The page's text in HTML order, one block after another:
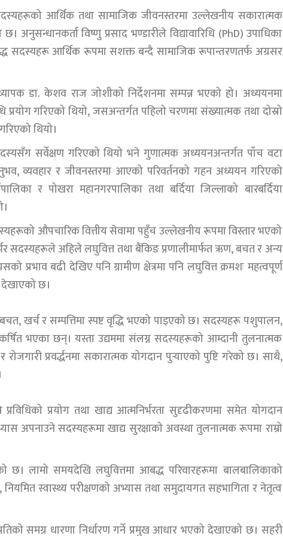
आर्थिक तथा सामाजिक जीवनस्तरमा उल्लेखनीय सकारात्मक
विष्णु प्रसाद भण्डारीले विद्यावारिधि (PhD) उपाधिका
सदस्यहरू आर्थिक रूपमा सशक्त बन्दै सामाजिक रूपान्तरणतर्फ अग्रसर
डा. केशव राज जोशीको निर्देशनमा सम्पन्न भएको हो। अध्ययनमा
गरिएको थियो, जसअन्तर्गत पहिलो चरणमा संख्यात्मक तथा दोस्रो
थियो।
सर्वेक्षण गरिएको थियो भने गुणात्मक अध्ययनअन्तर्गत पाँच वटा
व्यवहार र जीवनस्तरमा आएको परिवर्तनको गहन अध्ययन गरिएको
र पोखरा महानगरपालिका तथा बर्दिया जिल्लाको बारबर्दिया
औपचारिक वित्तीय सेवामा पहुँच उल्लेखनीय रूपमा विस्तार भएको
सदस्यहरूले अहिले लघुवित्त तथा बैंकिङ प्रणालीमार्फत ऋण, बचत र अन्य
प्रभाव बढी देखिए पनि ग्रामीण क्षेत्रमा पनि लघुवित्त क्रमशः महत्वपूर्ण
छ।
खर्च र सम्पत्तिमा स्पष्ट वृद्धि भएको पाइएको छ। सदस्यहरू पशुपालन,
भएका छन्। यस्ता उद्यममा संलग्न सदस्यहरूको आम्दानी तुलनात्मक
प्रवर्द्धनमा सकारात्मक योगदान पुर्‍याएको पुष्टि गरेको छ। साथै,
प्रयोग तथा खाद्य आत्मनिर्भरता सुदृढीकरणमा समेत योगदान
सदस्यहरूमा खाद्य सुरक्षाको अवस्था तुलनात्मक रूपमा राम्रो
छ। लामो समयदेखि लघुवित्तमा आबद्ध परिवारहरूमा बालबालिकाको
नियमित स्वास्थ्य परीक्षणको अभ्यास तथा समुदायगत सहभागिता र नेतृत्व
समग्र धारणा निर्धारण गर्ने प्रमुख आधार भएको देखाएको छ। सहरी